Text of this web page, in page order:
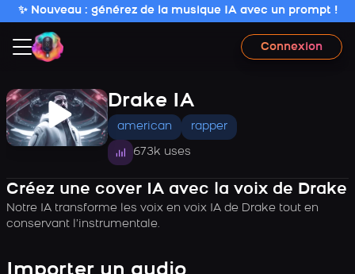
✨ Nouveau : générez de la musique IA avec un prompt !
Connexion
Drake IA
american rapper
673k uses
Créez une cover IA avec la voix de Drake
Notre IA transforme les voix en voix IA de Drake tout en
conservant l’instrumentale.